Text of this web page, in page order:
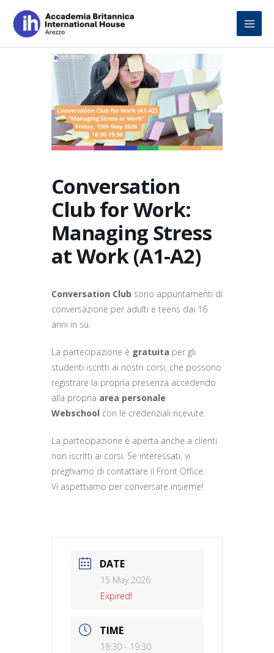
content
Conversation
Club for Work:
Managing Stress
at Work (A1-A2)
Conversation Club sono appuntamenti di
conversazione per adulti e teens dai 16
anni in sù.
La partecipazione è gratuita per gli
studenti iscritti ai nostri corsi, che possono
registrare la propria presenza accedendo
alla propria area personale
Webschool con le credenziali ricevute.
La partecipazione è aperta anche a clienti
non iscritti ai corsi. Se interessati, vi
preghiamo di contattare il Front Office.
Vi aspettiamo per conversare insieme!
DATE
15 May 2026
Expired!
TIME
18:30 - 19:30